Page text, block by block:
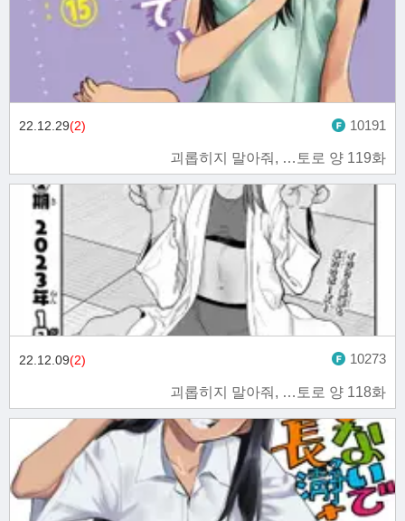
괴롭히지 말아줘, …토로 양 119화
22.12.29(2) 10191
괴롭히지 말아줘, …토로 양 118화
22.12.09(2) 10273